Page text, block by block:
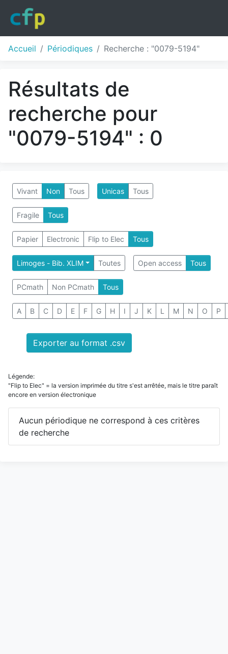
Accueil Périodiques Recherche : "0079-5194"
Résultats de
recherche pour
"0079-5194" : 0
Vivant Non Tous Unicas Tous
Fragile Tous
Papier Electronic Flip to Elec Tous
Limoges - Bib. XLIM Toutes Open access Tous
PCmath Non PCmath Tous
A B C D E F G H I J K L M N O P
Exporter au format .csv
Légende:
"Flip to Elec" = la version imprimée du titre s'est arrêtée, mais le titre paraît
encore en version électronique
Aucun périodique ne correspond à ces critères
de recherche